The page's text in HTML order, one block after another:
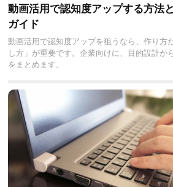
動画活用で認知度アップする方法
ガイド
動画活用で認知度アップを狙うなら、作り方
し方」が重要です。企業向けに、目的設計か
をまとめます。